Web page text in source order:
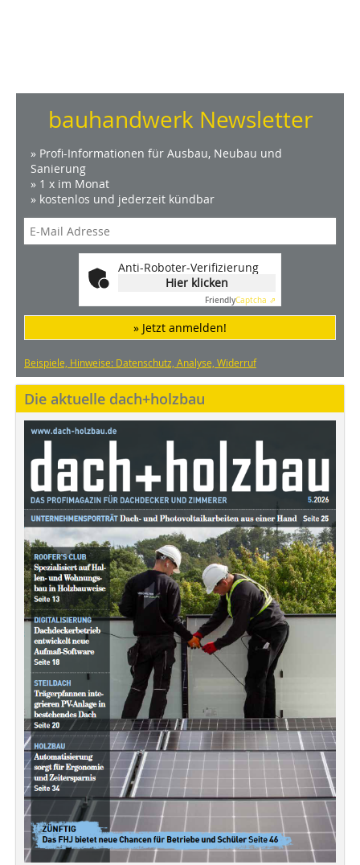
bauhandwerk Newsletter
» Profi-Informationen für Ausbau, Neubau und
Sanierung
» 1 x im Monat
» kostenlos und jederzeit kündbar
Anti-Roboter-Verifizierung
Hier klicken
FriendlyCaptcha ⇗
» Jetzt anmelden!
Beispiele, Hinweise: Datenschutz, Analyse, Widerruf
Die aktuelle dach+holzbau